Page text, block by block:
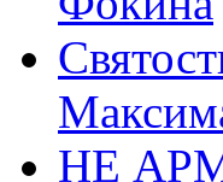
НЕ